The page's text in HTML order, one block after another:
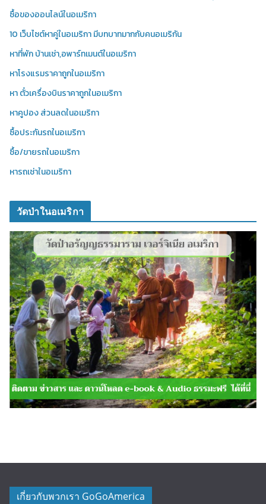
ซื้อของออนไลน์ในอเมริกา
10 เว็บไซต์หาคู่ในอเมริกา มีบทบาทมากกับคนอเมริกัน
หาที่พัก บ้านเช่า,อพาร์ทเมนต์ในอเมริกา
หาโรงแรมราคาถูกในอเมริกา
หา ตั๋วเครื่องบินราคาถูกในอเมริกา
หาคูปอง ส่วนลดในอเมริกา
ซื้อประกันรถในอเมริกา
ซื้อ/ขายรถในอเมริกา
หารถเช่าในอเมริกา
วัดป่าในอเมริกา
เกี่ยวกับพวกเรา GoGoAmerica